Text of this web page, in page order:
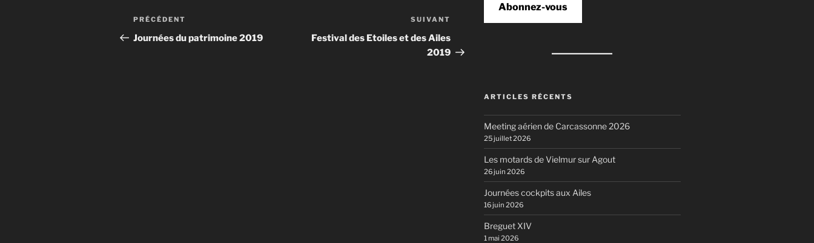
Navigation
de
Article
précédent
PRÉCÉDENT
Journées du patrimoine 2019
suivant
SUIVANT
Festival des Etoiles et des Ailes
2019
Abonnez-vous
ARTICLES RÉCENTS
Meeting aérien de Carcassonne 2026
25 juillet 2026
Les motards de Vielmur sur Agout
26 juin 2026
Journées cockpits aux Ailes
16 juin 2026
Breguet XIV
1 mai 2026